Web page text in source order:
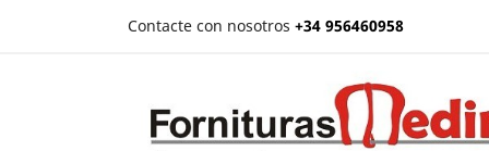
Contacte con nosotros +34 956460958